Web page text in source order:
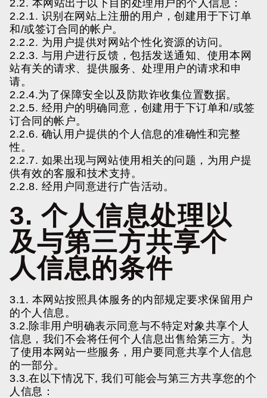
2.2. 本网站出于以下目的处理用户的个人信息：
2.2.1. 识别在网站上注册的用户，创建用于下订单
和/或签订合同的帐户。
2.2.2. 为用户提供对网站个性化资源的访问。
2.2.3. 与用户进行反馈，包括发送通知、使用本网
站有关的请求、提供服务、处理用户的请求和申
请。
2.2.4.为了保障安全以及防欺诈收集位置数据。
2.2.5. 经用户的明确同意，创建用于下订单和/或签
订合同的帐户。
2.2.6. 确认用户提供的个人信息的准确性和完整
性。
2.2.7. 如果出现与网站使用相关的问题，为用户提
供有效的客服和技术支持。
2.2.8. 经用户同意进行广告活动。
3. 个人信息处理以
及与第三方共享个
人信息的条件
3.1. 本网站按照具体服务的内部规定要求保留用户
的个人信息。
3.2.除非用户明确表示同意与不特定对象共享个人
信息，我们不会将任何个人信息出售给第三方。为
了使用本网站一些服务，用户要同意共享个人信息
的一部分。
3.3.在以下情况下, 我们可能会与第三方共享您的个
人信息：